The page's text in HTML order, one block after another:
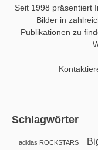
Seit 1998 präsentiert
Bilder in
Publikationen zu
Schlagwörter
adidas ROCKSTARS